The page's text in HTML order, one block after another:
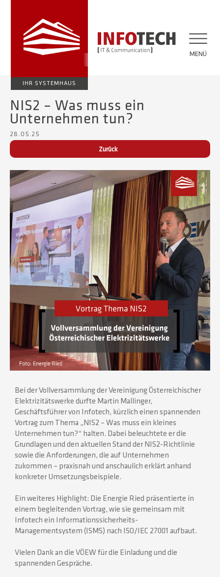
IHR SYSTEMHAUS
MENÜ
NIS2 – Was muss ein
Unternehmen tun?
28.05.25
Zurück
Bei der Vollversammlung der Vereinigung Österreichischer
Elektrizitätswerke durfte Martin Mallinger,
Geschäftsführer von Infotech, kürzlich einen spannenden
Vortrag zum Thema „NIS2 – Was muss ein kleines
Unternehmen tun?“ halten. Dabei beleuchtete er die
Grundlagen und den aktuellen Stand der NIS2-Richtlinie
sowie die Anforderungen, die auf Unternehmen
zukommen – praxisnah und anschaulich erklärt anhand
konkreter Umsetzungsbeispiele.
Ein weiteres Highlight: Die Energie Ried präsentierte in
einem begleitenden Vortrag, wie sie gemeinsam mit
Infotech ein Informationssicherheits-
Managementsystem (ISMS) nach ISO/IEC 27001 aufbaut.
Vielen Dank an die VÖEW für die Einladung und die
spannenden Gespräche.